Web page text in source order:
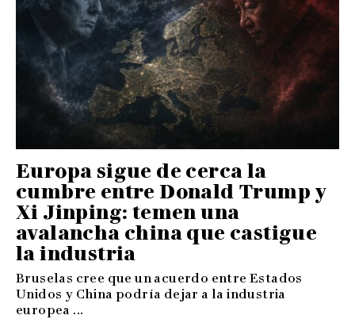
Europa sigue de cerca la
cumbre entre Donald Trump y
Xi Jinping: temen una
avalancha china que castigue
la industria
Bruselas cree que un acuerdo entre Estados
Unidos y China podría dejar a la industria
europea ...